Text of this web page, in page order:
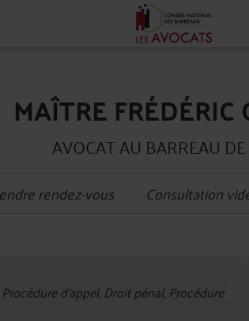
MAÎTRE FRÉDÉRIC
AVOCAT AU BARREAU
rendez-vous Consultation
d'appel, Droit pénal, Procédure−